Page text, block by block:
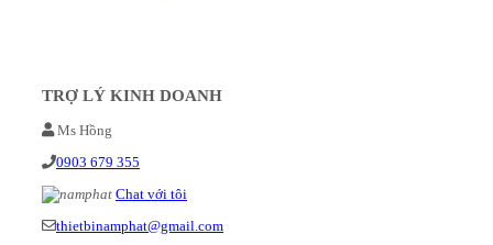
TRỢ LÝ KINH DOANH
Ms Hồng
0903 679 355
Chat với tôi
thietbinamphat@gmail.com